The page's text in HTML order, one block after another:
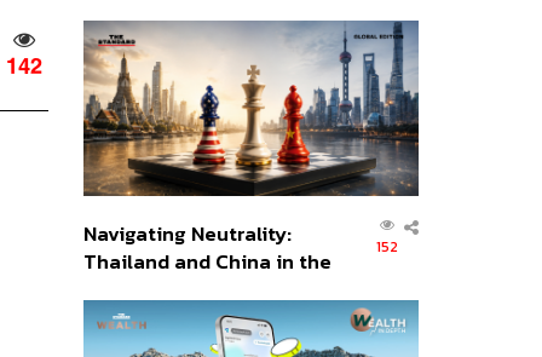
142
ส่วนยุทธศาสตร์ไทย –
อินโดนีเซีย
Navigating Neutrality:
Thailand and China in the
Order
152